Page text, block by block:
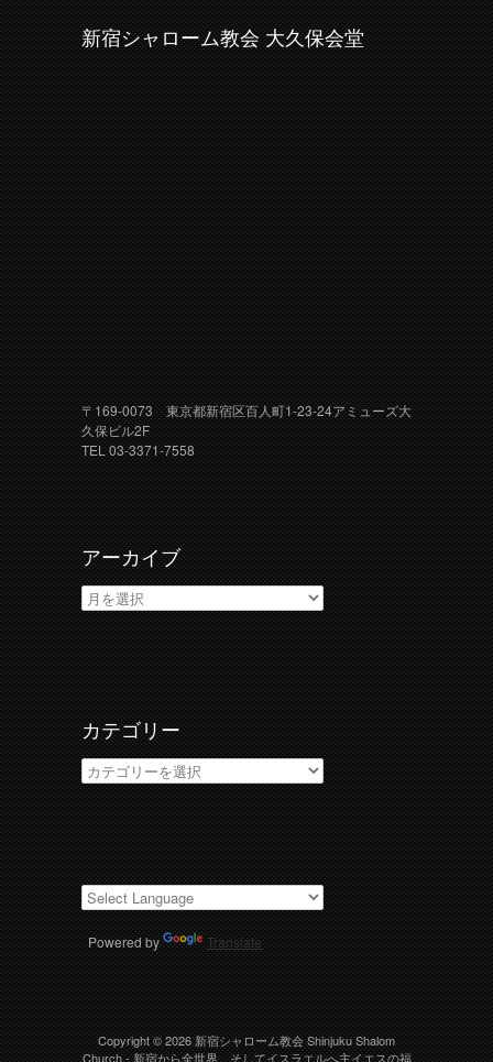
新宿シャローム教会 大久保会堂
〒169-0073 東京都新宿区百人町1-23-24アミューズ大
久保ビル2F
TEL 03-3371-7558
アーカイブ
ア
ー
カ
イ
ブ
カテゴリー
カ
テ
ゴ
リ
ー
Powered by Translate
Copyright © 2026新宿シャローム教会 Shinjuku Shalom
Church- 新宿から全世界、そしてイスラエルへ主イエスの福